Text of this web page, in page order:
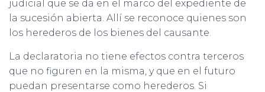
judicial que se da en el marco del expediente de
la sucesión abierta. Allí se reconoce quienes son
los herederos de los bienes del causante.
La declaratoria no tiene efectos contra terceros
que no figuren en la misma, y que en el futuro
puedan presentarse como herederos. Si